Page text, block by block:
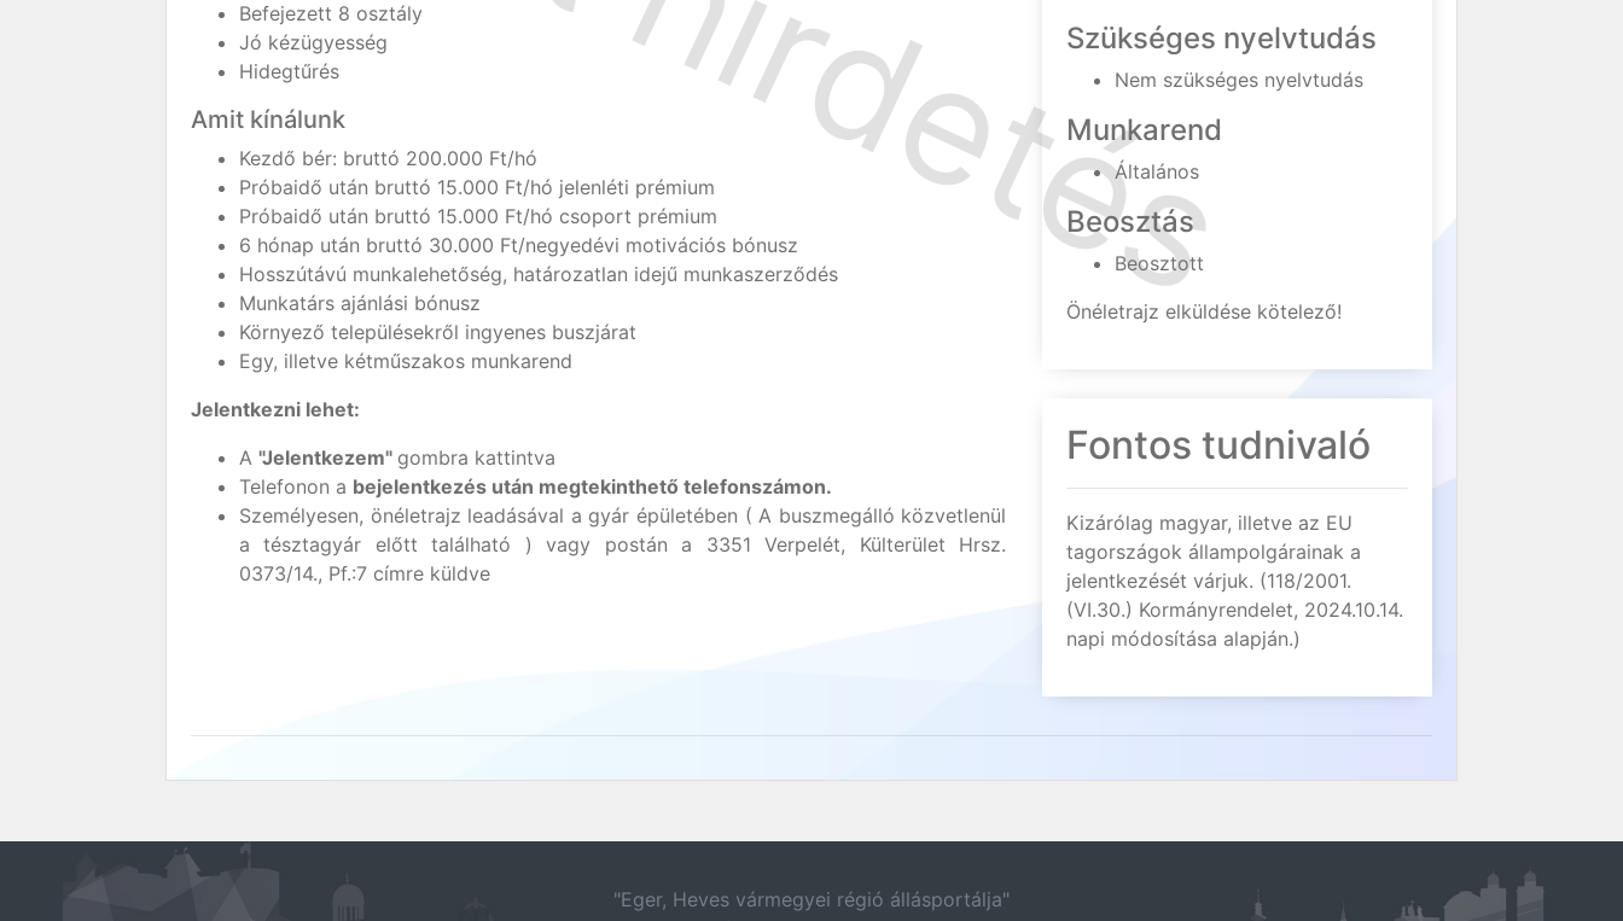
Befejezett 8 osztály
Jó kézügyesség
Hidegtűrés
Amit kínálunk
Kezdő bér: bruttó 200.000 Ft/hó
Próbaidő után bruttó 15.000 Ft/hó jelenléti prémium
Próbaidő után bruttó 15.000 Ft/hó csoport prémium
6 hónap után bruttó 30.000 Ft/negyedévi motivációs bónusz
Hosszútávú munkalehetőség, határozatlan idejű munkaszerződés
Munkatárs ajánlási bónusz
Környező településekről ingyenes buszjárat
Egy, illetve kétműszakos munkarend
Jelentkezni lehet:
A "Jelentkezem" gombra kattintva
Telefonon a bejelentkezés után megtekinthető telefonszámon.
Személyesen, önéletrajz leadásával a gyár épületében ( A buszmegálló közvetlenül
a tésztagyár előtt található ) vagy postán a 3351 Verpelét, Külterület Hrsz.
0373/14., Pf.:7 címre küldve
Szükséges nyelvtudás
Nem szükséges nyelvtudás
Munkarend
Általános
Beosztás
Beosztott
Önéletrajz elküldése kötelező!
Fontos tudnivaló
Kizárólag magyar, illetve az EU
tagországok állampolgárainak a
jelentkezését várjuk. (118/2001.
(VI.30.) Kormányrendelet, 2024.10.14.
napi módosítása alapján.)
"Eger, Heves vármegyei régió állásportálja"